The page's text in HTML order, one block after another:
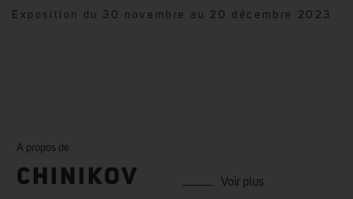
Exposition du 30 novembre au 20 décembre 2023
A propos de
CHINIKOV Voir plus